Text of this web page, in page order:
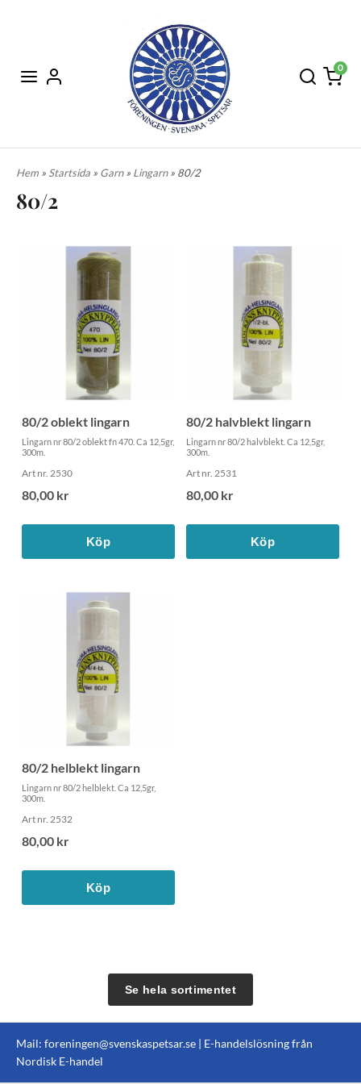
0
Hem » Startsida » Garn» Lingarn» 80/2
80/2
80/2 oblekt lingarn
Lingarn nr 80/2 oblekt fn 470. Ca 12,5gr,
300m.
Art nr. 2530
80,00 kr
Köp
80/2 halvblekt lingarn
Lingarn nr 80/2 halvblekt. Ca 12,5gr,
300m.
Art nr. 2531
80,00 kr
Köp
80/2 helblekt lingarn
Lingarn nr 80/2 helblekt. Ca 12,5gr,
300m.
Art nr. 2532
80,00 kr
Köp
Se hela sortimentet
Mail: foreningen@svenskaspetsar.se | E-handelslösning från
Nordisk E-handel